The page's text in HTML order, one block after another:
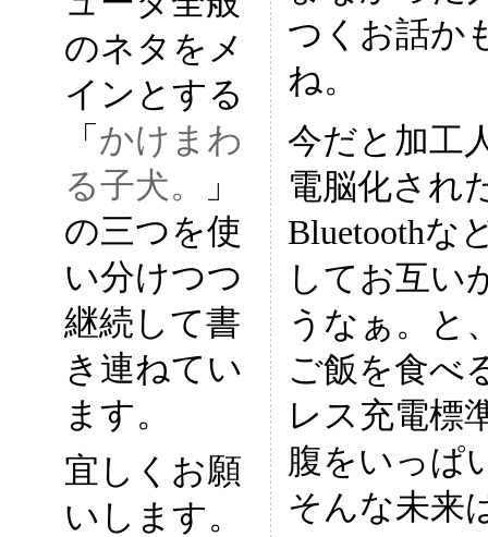
のネタをメ
インとする
「 かけまわ
る子犬。
」
の三つを使
い分けつつ
継続して書
き連ねてい
ます。
宜しくお願
いします。
つくお話か
ね。
今だと加工
電脳化され
Bluetoothな
してお互い
うなぁ。と
ご飯を食べ
レス充電標
腹をいっぱ
そんな未来